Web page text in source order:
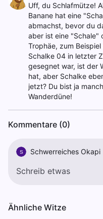
Uff, du Schlafmütze!
Banane hat eine
abmachst, bevor du
aber ist eine "Schale"
Trophäe, zum
Schalke 04 in letzter
gesegnet war, ist der
hat, aber Schalke
jetzt? Du bist ja
Wanderdüne!
Kommentare (0)
S Schwerreiches Okapi
Ähnliche Witze